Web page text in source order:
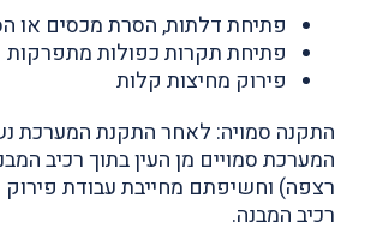
פתיחת דלתות, הסרת מכסים או
פתיחת תקרות כפולות מתפרקות
פירוק מחיצות קלות
התקנה סמויה: לאחר התקנת המערכת
המערכת סמויים מן העין בתוך רכיב
רצפה) וחשיפתם מחייבת עבודת
רכיב המבנה.